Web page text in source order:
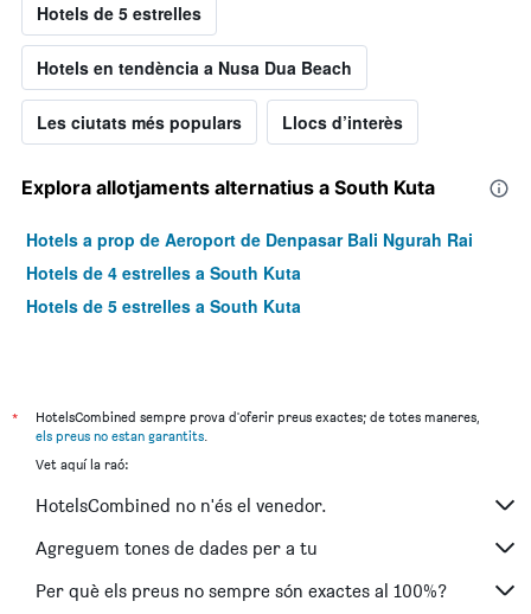
Hotels de 5 estrelles
Hotels en tendència a Nusa Dua Beach
Les ciutats més populars Llocs d’interès
Explora allotjaments alternatius a South Kuta
Hotels a prop de Aeroport de Denpasar Bali Ngurah Rai
Hotels de 4 estrelles a South Kuta
Hotels de 5 estrelles a South Kuta
*
HotelsCombined sempre prova d'oferir preus exactes; de totes maneres,
els preus no estan garantits.
Vet aquí la raó:
HotelsCombined no n'és el venedor.
Agreguem tones de dades per a tu
Per què els preus no sempre són exactes al 100%?